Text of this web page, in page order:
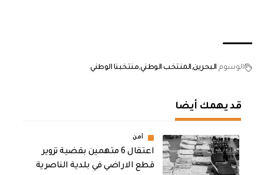
الوسوم البحرين المنتخب الوطنيمنتخبنا الوطني
قد يهمك أيضا
أمن
اعتقال 6 متهمين بقضية تزوير
قطع الاراضي في بلدية الناصرية